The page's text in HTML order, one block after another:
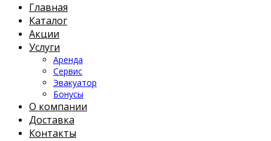
Главная
Каталог
Акции
Услуги
Аренда
Сервис
Эвакуатор
Бонусы
О компании
Доставка
Контакты